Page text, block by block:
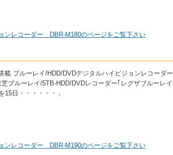
ンレコーダー DBR-M180のページをご覧下さい
ブルーレイ/HDD/DVDデジタルハイビジョンレコーダ
ブルーレイ/5TB-HDD/DVDレコーダー｢レグザブルーレ
15日・・・・・・」
ンレコーダー DBR-M190のページをご覧下さい